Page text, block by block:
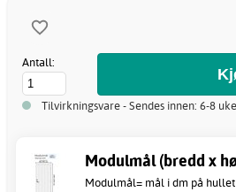
Antall:
Tilvirkningsvare - Sendes innen: 6-8
Modulmål (bredd x
Modulmål= mål i dm på hullet